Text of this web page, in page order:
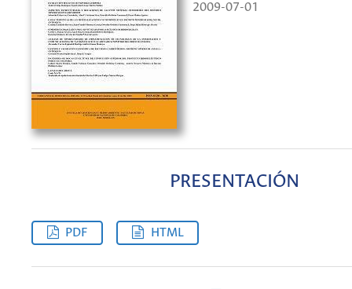
2009-07-01
PRESENTACIÓN
PDF HTML